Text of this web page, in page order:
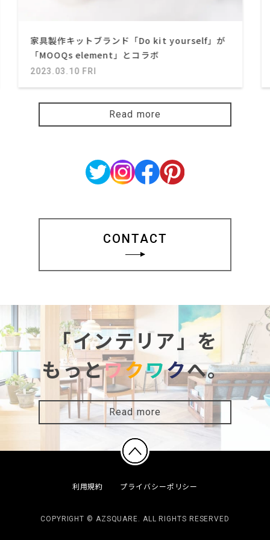
家具製作キットブランド「Do kit yourself」が
「MOOQs element」とコラボ
2023.03.10 FRI
Read more
CONTACT
「インテリア」を
もっとワクワクへ。
Read more
利用規約 プライバシーポリシー
COPYRIGHT © AZSQUARE. ALL RIGHTS RESERVED